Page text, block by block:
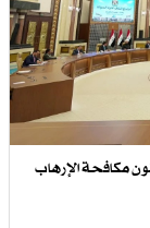
مكافحة الإرهاب